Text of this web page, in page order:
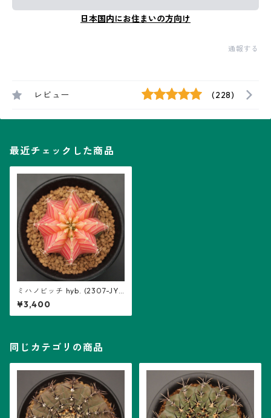
日本国内にお住まいの方向け
通報する
レビュー (228)
最近チェックした商品
ミハノビッチ hyb. (2307-JY
01)：ギムノカリキウム属 ※実
生
¥3,400
同じカテゴリの商品